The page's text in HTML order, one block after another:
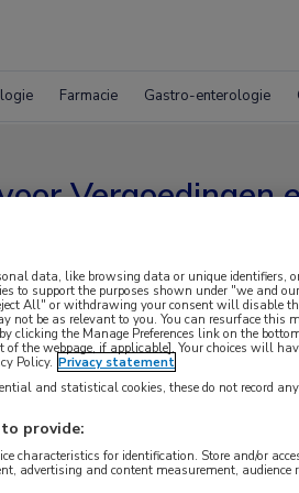
Farmacie Gastro-enterologie
Vergoedingen
data, like browsing data or unique identifiers,
to support the purposes shown under "we and
All" or withdrawing your consent will disable
not be as relevant to you. You can resurface this
clicking the Manage Preferences link on the
the webpage, if applicable]. Your choices will
Policy. Privacy statement
and statistical cookies, these do not record
provide:
characteristics for identification. Store and/or
advertising and content measurement, audience